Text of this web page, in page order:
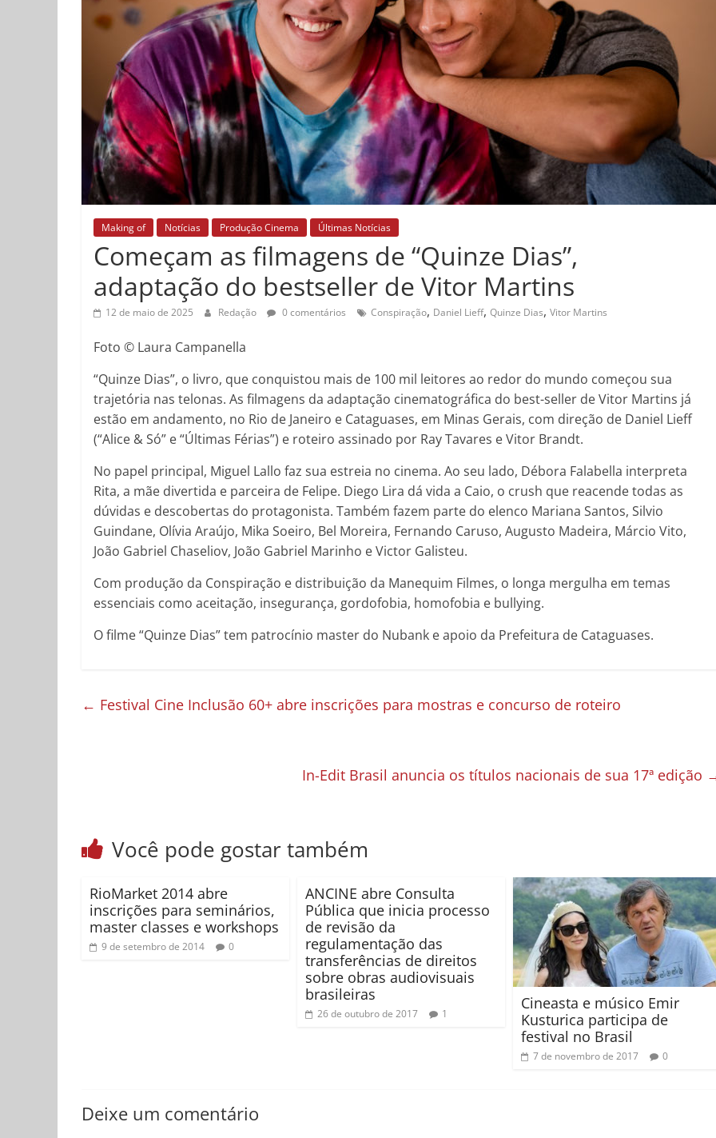
Making of Notícias Produção Cinema Últimas Notícias
Começam as filmagens de “Quinze Dias”,
adaptação do bestseller de Vitor Martins
12 de maio de 2025 Redação 0 comentários Conspiração, Daniel Lieff, Quinze Dias, Vitor Martins
Foto © Laura Campanella
“Quinze Dias”, o livro, que conquistou mais de 100 mil leitores ao redor do mundo começou sua
trajetória nas telonas. As filmagens da adaptação cinematográfica do best-seller de Vitor Martins já
estão em andamento, no Rio de Janeiro e Cataguases, em Minas Gerais, com direção de Daniel Lieff
(“Alice & Só” e “Últimas Férias”) e roteiro assinado por Ray Tavares e Vitor Brandt.
No papel principal, Miguel Lallo faz sua estreia no cinema. Ao seu lado, Débora Falabella interpreta
Rita, a mãe divertida e parceira de Felipe. Diego Lira dá vida a Caio, o crush que reacende todas as
dúvidas e descobertas do protagonista. Também fazem parte do elenco Mariana Santos, Silvio
Guindane, Olívia Araújo, Mika Soeiro, Bel Moreira, Fernando Caruso, Augusto Madeira, Márcio Vito,
João Gabriel Chaseliov, João Gabriel Marinho e Victor Galisteu.
Com produção da Conspiração e distribuição da Manequim Filmes, o longa mergulha em temas
essenciais como aceitação, insegurança, gordofobia, homofobia e bullying.
O filme “Quinze Dias” tem patrocínio master do Nubank e apoio da Prefeitura de Cataguases.
← Festival Cine Inclusão 60+ abre inscrições para mostras e concurso de roteiro
In-Edit Brasil anuncia os títulos nacionais de sua 17ª edição
Você pode gostar também
RioMarket 2014 abre
inscrições para seminários,
master classes e workshops
9 de setembro de 2014 0
ANCINE abre Consulta
Pública que inicia processo
de revisão da
regulamentação das
transferências de direitos
sobre obras audiovisuais
brasileiras
26 de outubro de 2017 1
Cineasta e músico Emir
Kusturica participa de
festival no Brasil
7 de novembro de 2017 0
Deixe um comentário